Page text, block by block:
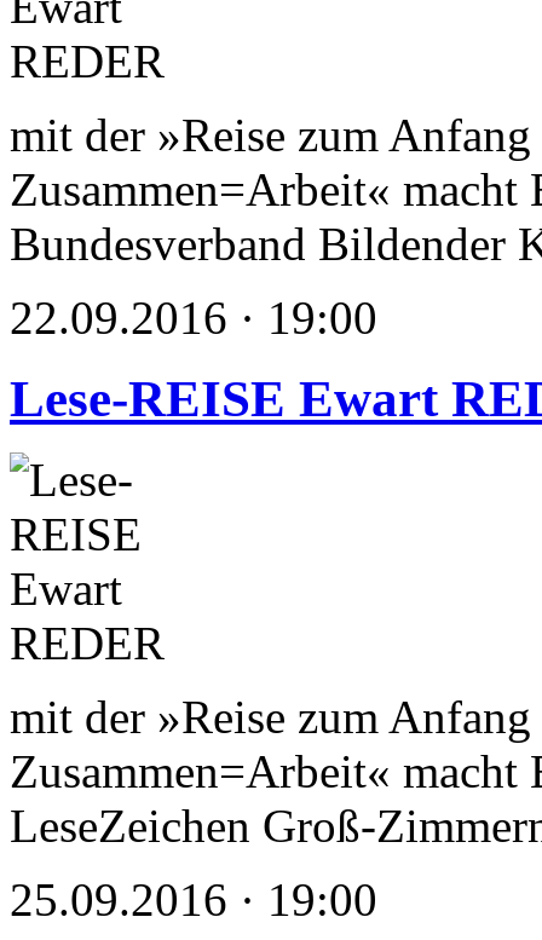
mit der »Reise zum
Zusammen=Arbeit« macht
Bundesverband Bildender
22.09.2016 · 19:00
Lese-REISE Ewart
mit der »Reise zum
Zusammen=Arbeit« macht
LeseZeichen Groß-
25.09.2016 · 19:00